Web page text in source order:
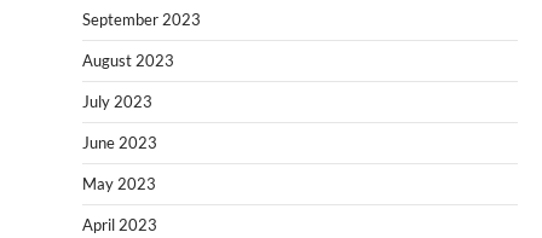
September 2023
August 2023
July 2023
June 2023
May 2023
April 2023